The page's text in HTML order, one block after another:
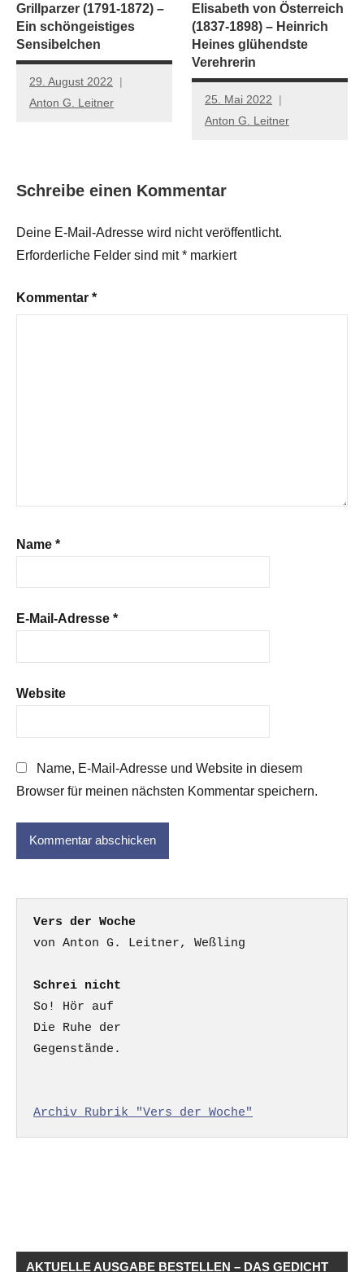
Grillparzer (1791-1872) –
Ein schöngeistiges
Sensibelchen
29. August 2022
Anton G. Leitner
Elisabeth von Österreich
(1837-1898) – Heinrich
Heines glühendste
Verehrerin
25. Mai 2022
Anton G. Leitner
Schreibe einen Kommentar
Deine E-Mail-Adresse wird nicht veröffentlicht.
Erforderliche Felder sind mit* markiert
Kommentar *
Name *
E-Mail-Adresse *
Website
Name, E-Mail-Adresse und Website in diesem
Browser für meinen nächsten Kommentar speichern.
Vers der Woche
Schrei nicht
So! Hör auf
Die Ruhe der
Gegenstände.
Archiv Rubrik "Vers der Woche"
AKTUELLE AUSGABE BESTELLEN – DAS GEDICHT